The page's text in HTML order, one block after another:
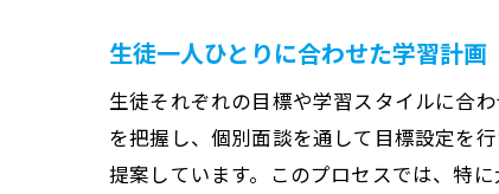
生徒一人ひとりに合わせた学習計画
生徒それぞれの目標や学習スタイルに合
を把握し、個別面談を通して目標設定を
提案しています。このプロセスでは、特